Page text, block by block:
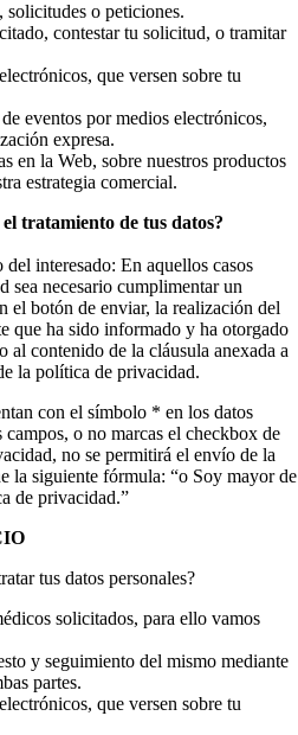
solicitudes o peticiones.
contestar tu solicitud, o tramitar
que versen sobre tu
eventos por medios electrónicos,
expresa.
en la Web, sobre nuestros productos
estrategia comercial.
tratamiento de tus datos?
interesado: En aquellos casos
sea necesario cumplimentar un
el botón de enviar, la realización del
que ha sido informado y ha otorgado
al contenido de la cláusula anexada a
la política de privacidad.
con el símbolo * en los datos
o no marcas el checkbox de
no se permitirá el envío de la
la siguiente fórmula: “o Soy mayor de
de privacidad.”
tus datos personales?
solicitados, para ello vamos
y seguimiento del mismo mediante
partes.
que versen sobre tu